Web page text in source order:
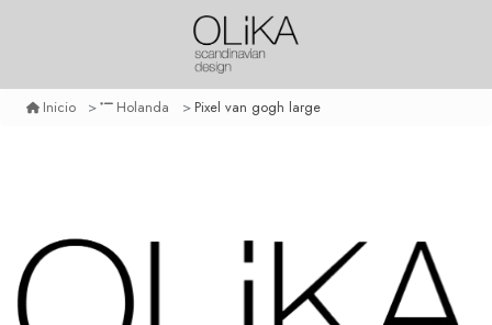
Inicio Holanda Pixel van gogh large